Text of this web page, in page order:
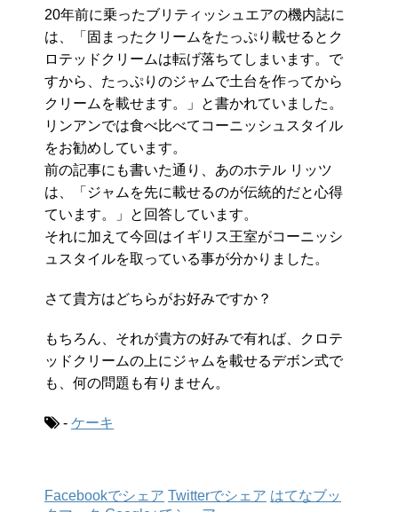
20年前に乗ったブリティッシュエアの機内誌に
は、「固まったクリームをたっぷり載せるとク
ロテッドクリームは転げ落ちてしまいます。で
すから、たっぷりのジャムで土台を作ってから
クリームを載せます。」と書かれていました。
リンアンでは食べ比べてコーニッシュスタイル
をお勧めしています。
前の記事にも書いた通り、あのホテル リッツ
は、「ジャムを先に載せるのが伝統的だと心得
ています。」と回答しています。
それに加えて今回はイギリス王室がコーニッシ
ュスタイルを取っている事が分かりました。
さて貴方はどちらがお好みですか？
もちろん、それが貴方の好みで有れば、クロテ
ッドクリームの上にジャムを載せるデボン式で
も、何の問題も有りません。
- ケーキ
Facebookでシェア Twitterでシェア はてなブッ